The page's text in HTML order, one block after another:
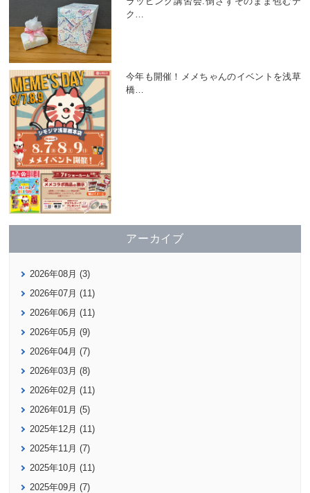
ク …
今年も開催！メメちゃんのイベントを浅草
橋…
アーカイブ
2026年08月 (3)
2026年07月 (11)
2026年06月 (11)
2026年05月 (9)
2026年04月 (7)
2026年03月 (8)
2026年02月 (11)
2026年01月 (5)
2025年12月 (11)
2025年11月 (7)
2025年10月 (11)
2025年09月 (7)